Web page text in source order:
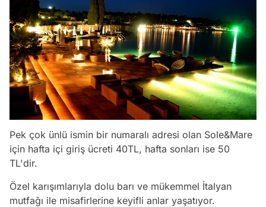
Pek çok ünlü ismin bir numaralı adresi olan Sole&Mare
için hafta içi giriş ücreti 40TL, hafta sonları ise 50
TL'dir.
Özel karışımlarıyla dolu barı ve mükemmel İtalyan
mutfağı ile misafirlerine keyifli anlar yaşatıyor.